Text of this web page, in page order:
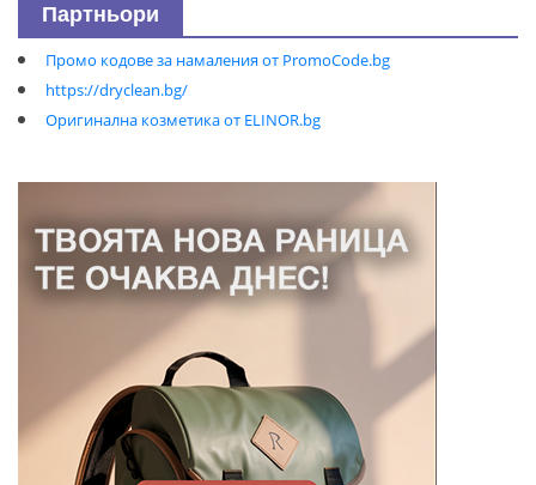
Партньори
Промо кодове за намаления от PromoCode.bg
https://dryclean.bg/
Оригинална козметика от ELINOR.bg